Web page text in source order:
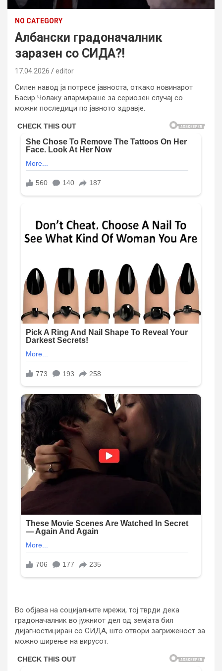
NO CATEGORY
Албански градоначалник
заразен со СИДА?!
17.04.2026 editor
Силен навод ја потресе јавноста, откако новинарот
Басир Чолаку алармираше за сериозен случај со
можни последици по јавното здравје.
Во објава на социјалните мрежи, тој тврди дека
градоначалник во јужниот дел од земјата бил
дијагностициран со СИДА, што отвори загриженост за
можно ширење на вирусот.